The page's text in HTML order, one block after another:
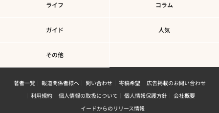
ライフ コラム
ガイド 人気
その他
著者一覧 報道関係者様へ 問い合わせ 寄稿希望
広告掲載のお問い合わせ
利用規約
個人情報の取扱について 個人情報保護方針
会社概要
イードからのリリース情報